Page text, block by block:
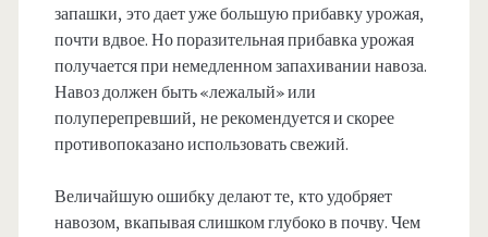
запашки, это дает уже большую прибавку урожая,
почти вдвое. Но поразительная прибавка урожая
получается при немедленном запахивании навоза.
Навоз должен быть «лежалый» или
полуперепревший, не рекомендуется и скорее
противопоказано использовать свежий.
Величайшую ошибку делают те, кто удобряет
навозом, вкапывая слишком глубоко в почву. Чем